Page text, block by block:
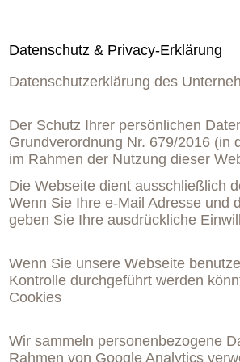
Datenschutz & Privacy-Erklärung
Datenschutzerklärung des
Der Schutz Ihrer persönlichen
Grundverordnung Nr. 679/2016 (in
im Rahmen der Nutzung dieser
Die Webseite dient ausschließlich
Wenn Sie Ihre e-Mail Adresse und
geben Sie Ihre ausdrückliche
Wenn Sie unsere Webseite
Kontrolle durchgeführt werden
Cookies
Wir sammeln personenbezogene
Rahmen von Google Analytics